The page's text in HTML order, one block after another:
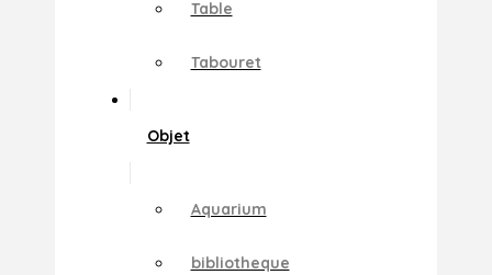
Table
Tabouret
Objet
Aquarium
bibliotheque